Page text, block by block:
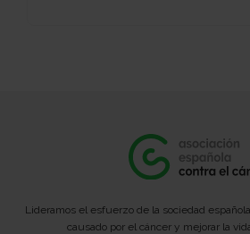
Lideramos el esfuerzo de la sociedad
causado por el cáncer y mejorar la